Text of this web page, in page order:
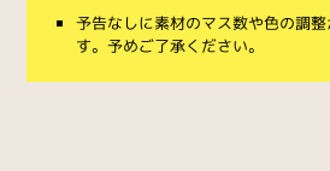
予告なしに素材のマス数や色の調
す。予めご了承ください。